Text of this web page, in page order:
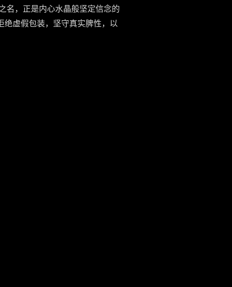
名，正是内心水晶般坚定信念的
虚假包装，坚守真实脾性，以